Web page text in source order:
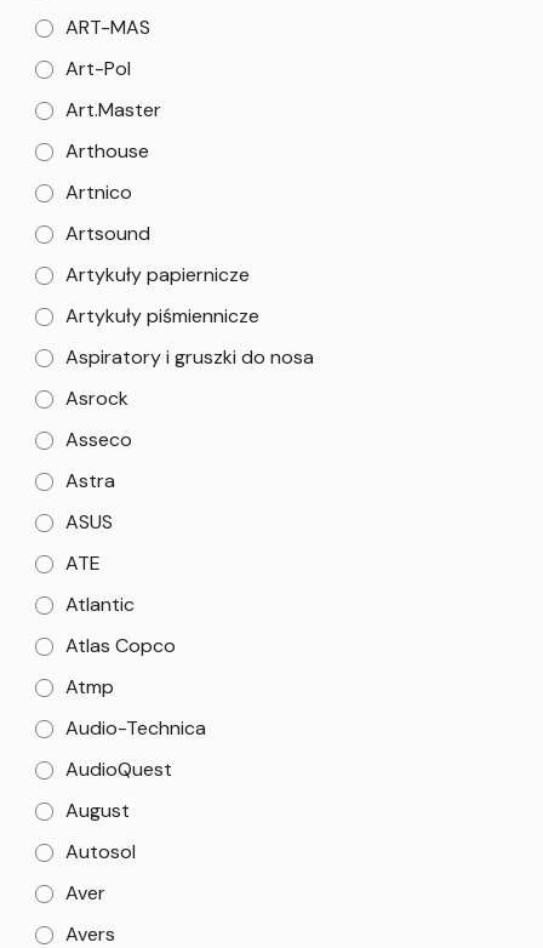
ART-MAS
Art-Pol
Art.Master
Arthouse
Artnico
Artsound
Artykuły papiernicze
Artykuły piśmiennicze
Aspiratory i gruszki do nosa
Asrock
Asseco
Astra
ASUS
ATE
Atlantic
Atlas Copco
Atmp
Audio-Technica
AudioQuest
August
Autosol
Aver
Avers